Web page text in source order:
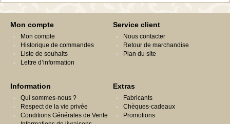
Mon compte
Mon compte
Historique de commandes
Liste de souhaits
Lettre d’information
Service client
Nous contacter
Retour de marchandise
Plan du site
Information
Qui sommes-nous ?
Respect de la vie privée
Conditions Générales de Vente
Extras
Fabricants
Chèques-cadeaux
Promotions